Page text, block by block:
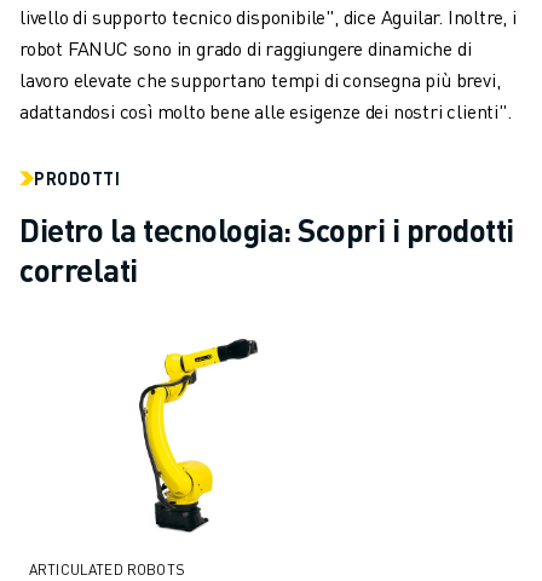
livello di supporto tecnico disponibile", dice Aguilar. Inoltre, i
robot FANUC sono in grado di raggiungere dinamiche di
lavoro elevate che supportano tempi di consegna più brevi,
adattandosi così molto bene alle esigenze dei nostri clienti".
PRODOTTI
Dietro la tecnologia: Scopri i prodotti
correlati
ARTICULATED ROBOTS